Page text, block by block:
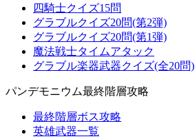
四騎士クイズ15問
グラブルクイズ20問(第2弾)
グラブルクイズ20問(第1弾)
魔法戦士タイムアタック
グラブル楽器武器クイズ(全20問)
パンデモニウム最終階層攻略
最終階層ボス攻略
英雄武器一覧